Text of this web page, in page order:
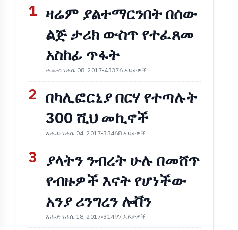
1 ዛሬም ያልተማርንበት በሰው
ልጅ ታሪክ ውስጥ የተፈጸመ
አስከፊ ጥፋት
ሓሙስ ነሐሴ 08, 2017•43376 እይታዎች
2 በካሊፎርኒያ በርሃ የተጣሉት
300 ሺህ መኪኖች
እሑድ ነሐሴ 04, 2017•33468 እይታዎች
3 ያላትን ንብረት ሁሉ በመሸጥ
የብዙዎች እናት የሆነችው
አንያ ሪንግረን ሎቨን
እሑድ ነሐሴ 18, 2017•31497 እይታዎች